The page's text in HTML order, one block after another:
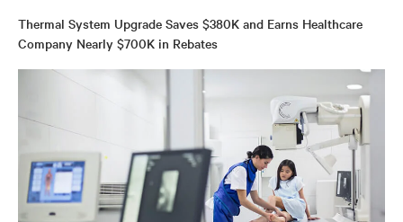
Thermal System Upgrade Saves $380K and Earns Healthcare
Company Nearly $700K in Rebates